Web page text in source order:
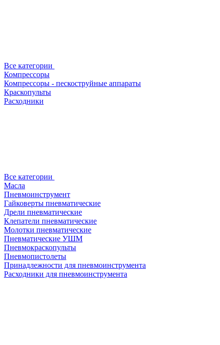
Все категории
Компрессоры
Компрессоры - пескоструйные аппараты
Краскопульты
Расходники
Все категории
Масла
Пневмоинструмент
Гайковерты пневматические
Дрели пневматические
Клепатели пневматические
Молотки пневматические
Пневматические УШМ
Пневмокраскопульты
Пневмопистолеты
Принадлежности для пневмоинструмента
Расходники для пневмоинструмента